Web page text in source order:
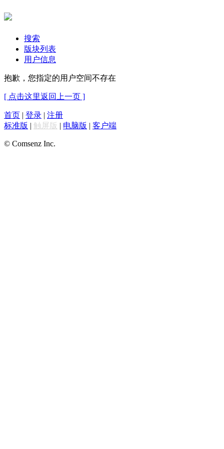
搜索
版块列表
用户信息
抱歉，您指定的用户空间不存在
[ 点击这里返回上一页 ]
首页 | 登录 | 注册
标准版 | 触屏版 | 电脑版 | 客户端
© Comsenz Inc.